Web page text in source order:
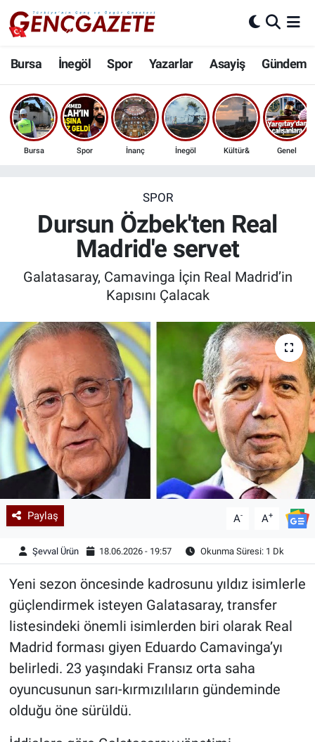
Bursa İnegöl Spor Yazarlar Asayiş Gündem
Bursa Spor İnanç İnegöl Kültür& Genel
SPOR
Dursun Özbek'ten Real
Madrid'e servet
Galatasaray, Camavinga İçin Real Madrid’in
Kapısını Çalacak
Paylaş A- A+
Şevval Ürün 18.06.2026 - 19:57 Okunma Süresi: 1 Dk
Yeni sezon öncesinde kadrosunu yıldız isimlerle
güçlendirmek isteyen Galatasaray, transfer
listesindeki önemli isimlerden biri olarak Real
Madrid forması giyen Eduardo Camavinga’yı
belirledi. 23 yaşındaki Fransız orta saha
oyuncusunun sarı-kırmızılıların gündeminde
olduğu öne sürüldü.
Bursa
İnegöl
3.SAYFA
Ekonomi
Güncel
Kadın & Aile
Kültür & Sanat
Sağlık
Siyaset
Teknoloji
Yazarlar
Astroloji-Rüya
Nöbetçi Eczaneler
Hava Durumu
Trafik Durumu
Son Dakika Haberleri
Haber Arşivi